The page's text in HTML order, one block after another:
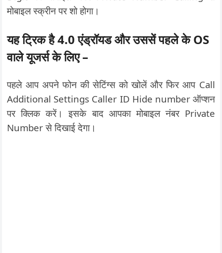
मोबाइल स्क्रीन पर शो होगा।
यह ट्रिक है 4.0 एंड्रॉयड और उससें पहले के OS
वाले यूजर्स के लिए –
पहले आप अपने फोन की सेटिंग्स को खोलें और फिर आप Call
Additional Settings Caller ID Hide number ऑप्शन
पर क्लिक करें। इसके बाद आपका मोबाइल नंबर Private
Number से दिखाई देगा।